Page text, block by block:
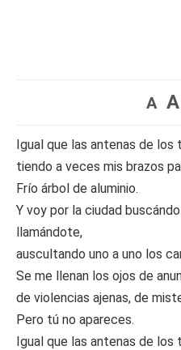
A A
Igual que las antenas de los
tiendo a veces mis brazos
Frío árbol de aluminio.
Y voy por la ciudad
llamándote,
auscultando uno a uno los
Se me llenan los ojos de
de violencias ajenas, de
Pero tú no apareces.
Igual que las antenas de los